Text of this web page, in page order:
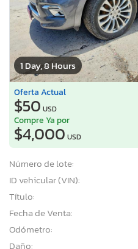
1 Day, 8 Hours
Oferta Actual
$50 USD
Compre Ya por
$4,000 USD
Número de lote:
ID vehicular (VIN):
Título:
Fecha de Venta:
Odómetro:
Daño: